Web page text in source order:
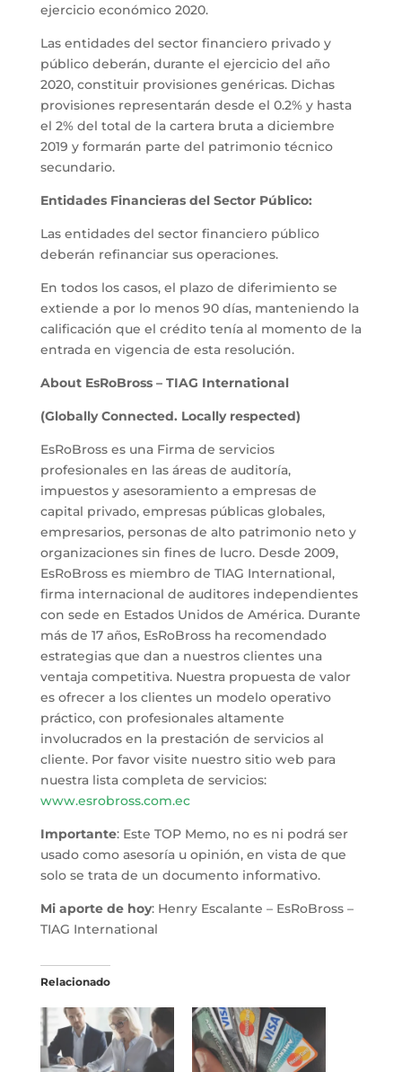
ejercicio económico 2020.
Las entidades del sector financiero privado y
público deberán, durante el ejercicio del año
2020, constituir provisiones genéricas. Dichas
provisiones representarán desde el 0.2% y hasta
el 2% del total de la cartera bruta a diciembre
2019 y formarán parte del patrimonio técnico
secundario.
Entidades Financieras del Sector Público:
Las entidades del sector financiero público
deberán refinanciar sus operaciones.
En todos los casos, el plazo de diferimiento se
extiende a por lo menos 90 días, manteniendo la
calificación que el crédito tenía al momento de la
entrada en vigencia de esta resolución.
About EsRoBross – TIAG International
(Globally Connected. Locally respected)
EsRoBross es una Firma de servicios
profesionales en las áreas de auditoría,
impuestos y asesoramiento a empresas de
capital privado, empresas públicas globales,
empresarios, personas de alto patrimonio neto y
organizaciones sin fines de lucro. Desde 2009,
EsRoBross es miembro de TIAG International,
firma internacional de auditores independientes
con sede en Estados Unidos de América. Durante
más de 17 años, EsRoBross ha recomendado
estrategias que dan a nuestros clientes una
ventaja competitiva. Nuestra propuesta de valor
es ofrecer a los clientes un modelo operativo
práctico, con profesionales altamente
involucrados en la prestación de servicios al
cliente. Por favor visite nuestro sitio web para
nuestra lista completa de servicios:
www.esrobross.com.ec
Importante: Este TOP Memo, no es ni podrá ser
usado como asesoría u opinión, en vista de que
solo se trata de un documento informativo.
Mi aporte de hoy: Henry Escalante – EsRoBross –
TIAG International
Relacionado